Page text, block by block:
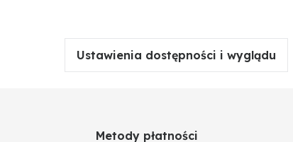
Ustawienia dostępności i wyglądu
Metody płatności